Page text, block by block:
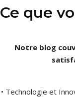
Ce que
Notre blog
• Technologie et